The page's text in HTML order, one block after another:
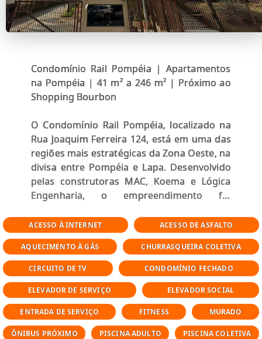
Condomínio Rail Pompéia | Apartamentos
na Pompéia | 41 m² a 246 m² | Próximo ao
Shopping Bourbon
O Condomínio Rail Pompéia, localizado na
Rua Joaquim Ferreira 124, está em uma das
regiões mais estratégicas da Zona Oeste, na
divisa entre Pompéia e Lapa. Desenvolvido
pelas construtoras MAC, Koema e Lógica
Engenharia, o empreendimento foi
infraestrutura completa, diversidade de
plantas e excelente localização.
Composto por duas torres residenciais, o
condomínio oferece opções que atendem
diferentes perfis, desde quem busca
apartamento compacto até unidades
amplas com múltiplas vagas.
ACESSO À INTERNET ACESSO DE ASFALTO
AQUECIMENTO À GÁS CHURRASQUEIRA COLETIVA
CIRCUITO DE TV CONDOMÍNIO FECHADO
ELEVADOR DE SERVIÇO ELEVADOR SOCIAL
ENTRADA DE SERVIÇO FITNESS MURADO
ÔNIBUS PRÓXIMO PISCINA ADULTO PISCINA COLETIVA